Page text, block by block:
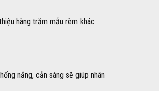
hàng trăm mẫu rèm khác
nắng, cản sáng sẽ giúp nhân